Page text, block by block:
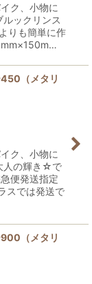
ク、小物に
ックリンス
りも簡単に作
（メタリ
ク、小物に
人の輝き☆で
便発送指定
スでは発送で
（メタリ